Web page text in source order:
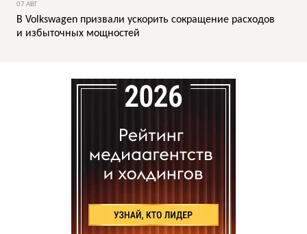
07 АВГ
В Volkswagen призвали ускорить сокращение расходов
и избыточных мощностей